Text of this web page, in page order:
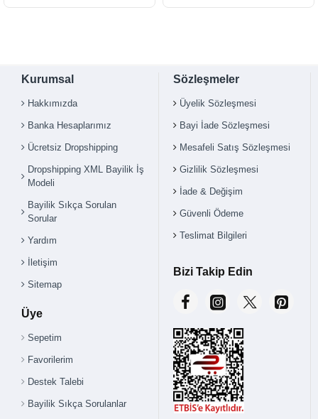
Kurumsal
Hakkımızda
Banka Hesaplarımız
Ücretsiz Dropshipping
Dropshipping XML Bayilik İş
Modeli
Bayilik Sıkça Sorulan
Sorular
Yardım
İletişim
Sitemap
Üye
Sepetim
Favorilerim
Destek Talebi
Bayilik Sıkça Sorulanlar
Sözleşmeler
Üyelik Sözleşmesi
Bayi İade Sözleşmesi
Mesafeli Satış Sözleşmesi
Gizlilik Sözleşmesi
İade & Değişim
Güvenli Ödeme
Teslimat Bilgileri
Bizi Takip Edin